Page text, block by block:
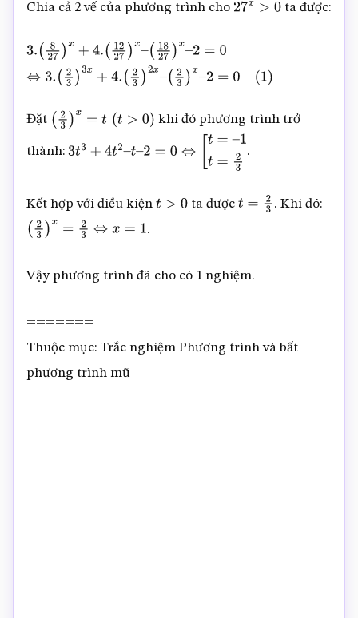
Chia cả 2 vế của phương trình cho 27 >0 ta được:
3. ( 827) x +4.( 12 27 )x – (1827 ) x–2= 0⇔
Đặt (23 )x =t( t> 0) khi đó phương trình trở
thành: 3t3 4 2– –2 =0 ⇔ [t =– = 23 .
Kết hợp với điều kiện t >0 ta được t=2 . Khi đó:
(23 )x ⇔ x= 1 .
Vậy phương trình đã cho có 1 nghiệm.
=======
Thuộc mục: Trắc nghiệm Phương trình và bất
phương trình mũ